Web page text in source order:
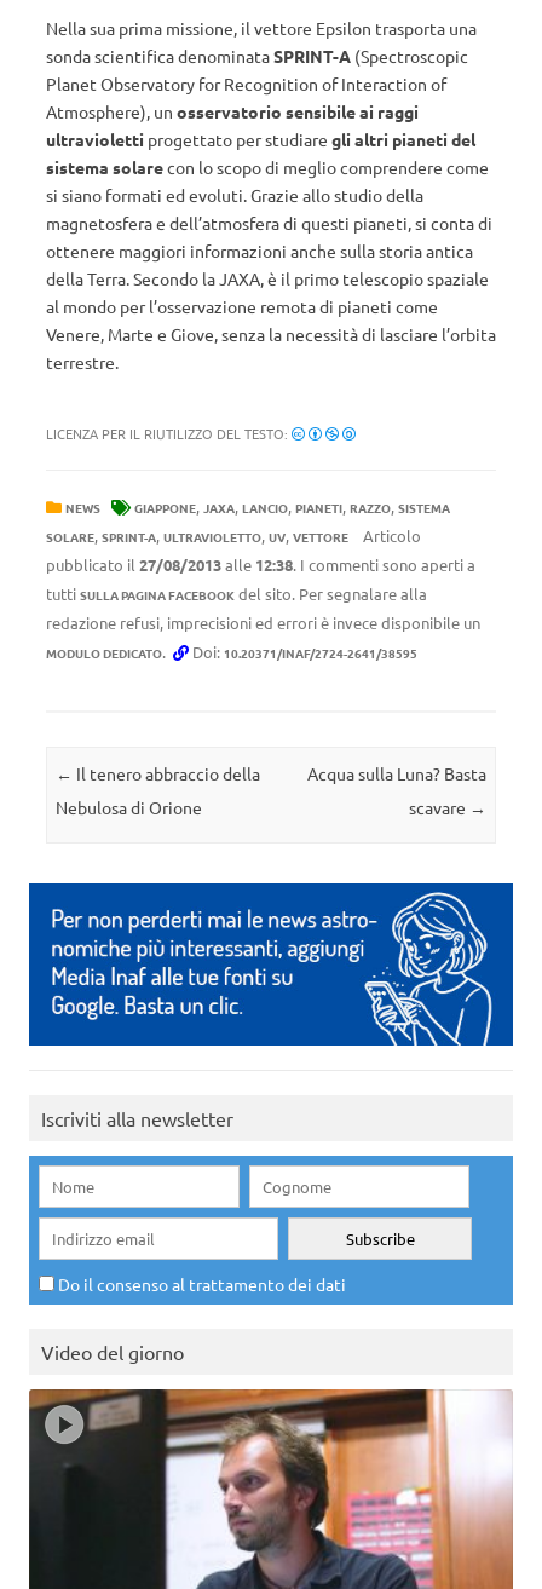
Nella sua prima missione, il vettore Epsilon trasporta una
sonda scientifica denominataSPRINT-A (Spectroscopic
Planet Observatory for Recognition of Interaction of
Atmosphere), un osservatorio sensibile ai raggi
ultravioletti progettato per studiare gli altri pianeti del
sistema solarecon lo scopo di meglio comprendere come
si siano formati ed evoluti. Grazie allo studio della
magnetosfera e dell’atmosfera di questi pianeti, si conta di
ottenere maggiori informazioni anche sulla storia antica
della Terra. Secondo la JAXA, è il primo telescopio spaziale
al mondo per l’osservazione remota di pianeti come
Venere, Marte e Giove, senza la necessità di lasciare l’orbita
terrestre.
LICENZA PER IL RIUTILIZZO DEL TESTO:
NEWS GIAPPONE, JAXA, LANCIO, PIANETI, RAZZO, SISTEMA
SOLARE, SPRINT-A, ULTRAVIOLETTO, UV, VETTORE
Articolo
pubblicato il 27/08/2013alle 12:38. I commenti sono aperti a
tutti SULLA PAGINA FACEBOOK del sito. Per segnalare alla
redazione refusi, imprecisioni ed errori è invece disponibile un
MODULO DEDICATO. Doi: 10.20371/INAF/2724-2641/38595
Navigazione articolo
← Il tenero abbraccio della
Nebulosa di Orione
Acqua sulla Luna? Basta
scavare →
Iscriviti alla newsletter
Do il consenso al trattamento dei dati
Video del giorno